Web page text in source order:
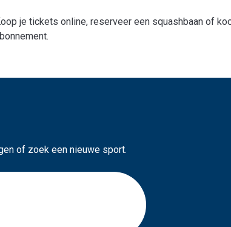
je tickets online, reserveer een squashbaan of
of zoek een nieuwe sport.